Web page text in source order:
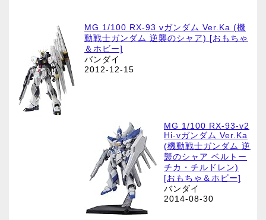
MG 1/100 RX-93 vガンダム Ver.Ka (機
動戦士ガンダム 逆襲のシャア) [おもちゃ
＆ホビー]
バンダイ
2012-12-15
MG 1/100 RX-93-v2
Hi-vガンダム Ver.Ka
(機動戦士ガンダム 逆
襲のシャア ベルトー
チカ・チルドレン)
[おもちゃ＆ホビー]
バンダイ
2014-08-30